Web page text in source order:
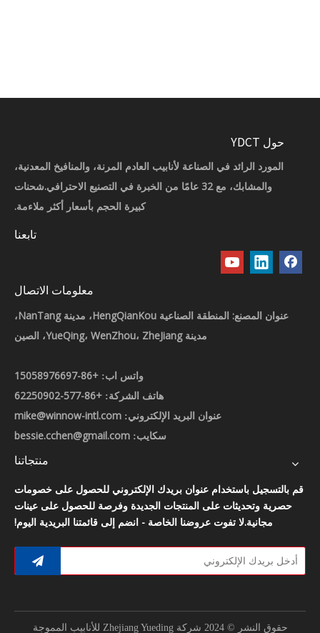
حول YDCT
المورد الرائد في الصناعة لأنابيب العادم المرنة، والمنافيخ المعدنية،
والمشابك، مع 32 عامًا من الخبرة في التصنيع الاحترافي.شحنات
كبيرة الحجم بأسعار أكثر ملاءمة.
تابعنا
معلومات الاتصال
عنوان المصنع: المنطقة الصناعية HengQianKou، مدينة NanTang،
مدينة YueQing، WenZhou، ZheJiang، الصين
واتس اب: +86-15058976697
هاتف الشركة: +86-577-62250902
عنوان البريد الإلكتروني: mike@winnow-intl.com
سكايب: bessie.cchen@gmail.com
منتجاتنا
قم بالتسجيل باستخدام عنوان بريدك الإلكتروني للحصول على خصومات
حصرية وتحديثات على المنتجات الجديدة وفرصة للحصول على عينات
مجانية.لا تفوت عروضنا الخاصة - انضم إلى قائمتنا البريدية اليوم!
حقوق النشر © 2024 شركة Zhejiang Yueding للأنابيب المموجة